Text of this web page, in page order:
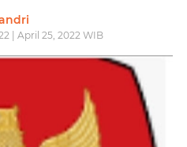
| April 25, 2022 WIB